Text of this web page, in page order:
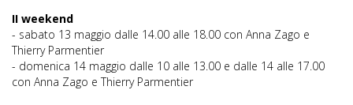
II weekend
- sabato 13 maggio dalle 14.00 alle 18.00 con Anna Zago e
Thierry Parmentier
- domenica 14 maggio dalle 10 alle 13.00 e dalle 14 alle 17.00
con Anna Zago e Thierry Parmentier